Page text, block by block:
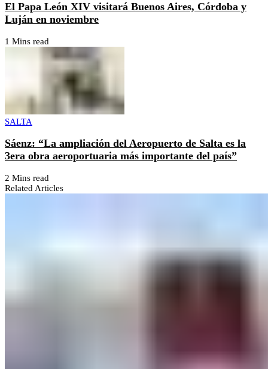
El Papa León XIV visitará Buenos Aires, Córdoba y
Luján en noviembre
1 Mins read
SALTA
Sáenz: “La ampliación del Aeropuerto de Salta es la
3era obra aeroportuaria más importante del país”
2 Mins read
Related Articles